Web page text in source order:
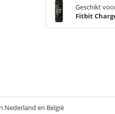
Geschikt
Fitbit
Nederland en België